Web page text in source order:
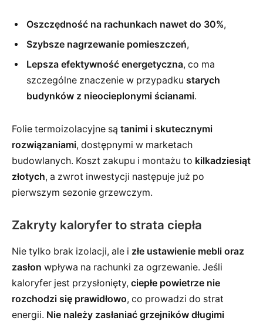
Oszczędność na rachunkach nawet do 30%,
Szybsze nagrzewanie pomieszczeń,
Lepsza efektywność energetyczna, co ma
szczególne znaczenie w przypadku starych
budynków z nieocieplonymi ścianami.
Folie termoizolacyjne są tanimi i skutecznymi
rozwiązaniami, dostępnymi w marketach
budowlanych. Koszt zakupu i montażu to kilkadziesiąt
złotych, a zwrot inwestycji następuje już po
pierwszym sezonie grzewczym.
Zakryty kaloryfer to strata ciepła
Nie tylko brak izolacji, ale i złe ustawienie mebli oraz
zasłon wpływa na rachunki za ogrzewanie. Jeśli
kaloryfer jest przysłonięty, ciepłe powietrze nie
rozchodzi się prawidłowo, co prowadzi do strat
energii. Nie należy zasłaniać grzejników długimi